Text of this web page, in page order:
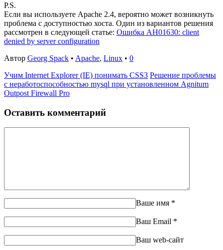
P.S.
Если вы используете Apache 2.4, вероятно может возникнуть
проблема с доступностью хоста. Один из вариантов решения
рассмотрен в следующей статье: Ошибка AH01630: client
denied by server configuration
Автор Georg Spack • Apache, Linux • 0
Учим Internet Explorer (IE) понимать CSS3 Решение проблемы
с неработоспособностью mysql при установленном Agnitum
Outpost Firewall Pro
Оставить комментарий
Ваше имя *
Ваш Email *
Ваш web-сайт